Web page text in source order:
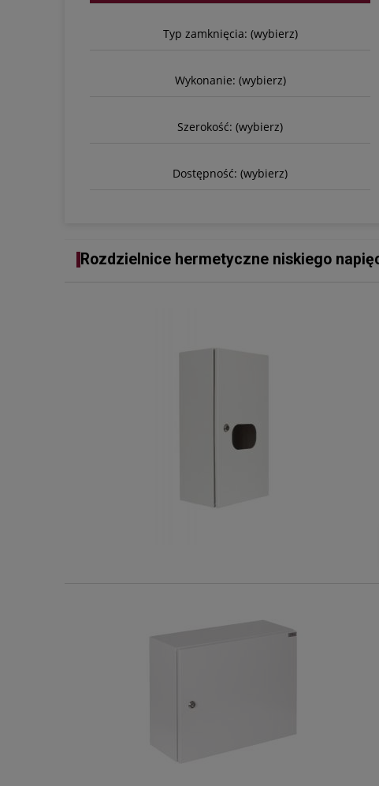
Typ zamknięcia: (wybierz)
Wykonanie: (wybierz)
Szerokość: (wybierz)
Dostępność: (wybierz)
Rozdzielnice hermetyczne niskiego